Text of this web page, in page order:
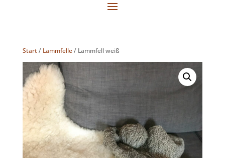
Start/ Lammfelle/ Lammfell weiß